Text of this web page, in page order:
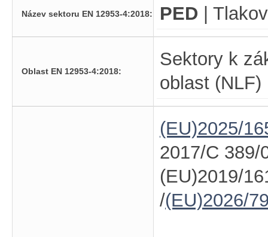
Název sektoru EN 12953-4:2018: PED |
Oblast EN 12953-4:2018:
Sektory k
oblast (NLF)
(EU)2025/
2017/C
(EU)2019/
/(EU)2026/